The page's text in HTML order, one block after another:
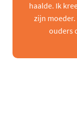
haalde. Ik
zijn
ouders